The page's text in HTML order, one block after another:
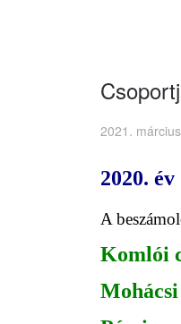
2021.
2020.
A
Komlói